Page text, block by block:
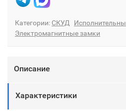
Категории: СКУД
Электромагнитные замки
Описание
Характеристики